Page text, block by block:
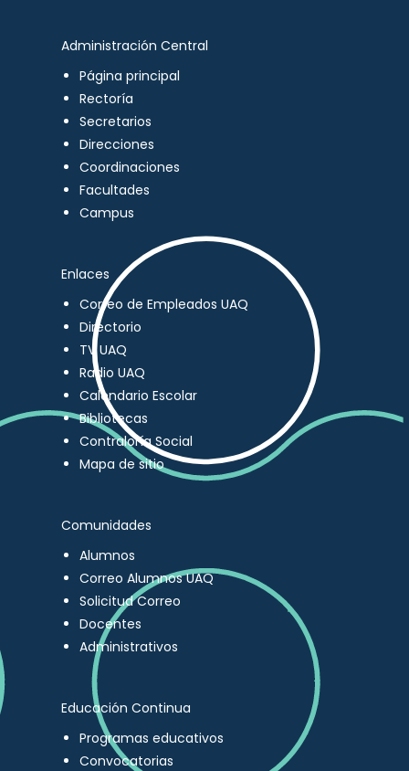
Administración Central
Página principal
Rectoría
Secretarios
Direcciones
Coordinaciones
Facultades
Campus
Enlaces
Correo de Empleados UAQ
Directorio
TV UAQ
Radio UAQ
Calendario Escolar
Bibliotecas
Contraloría Social
Mapa de sitio
Comunidades
Alumnos
Correo Alumnos UAQ
Solicitud Correo
Docentes
Administrativos
Educación Continua
Programas educativos
Convocatorias